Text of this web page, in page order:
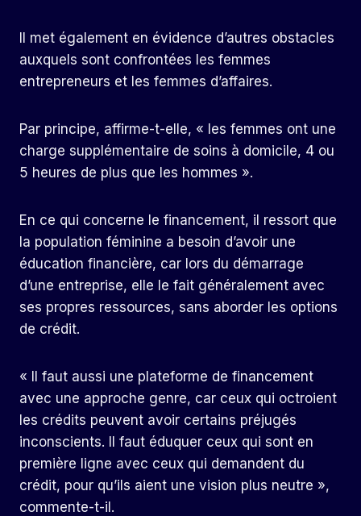
Il met également en évidence d’autres obstacles
auxquels sont confrontées les femmes
entrepreneurs et les femmes d’affaires.
Par principe, affirme-t-elle, « les femmes ont une
charge supplémentaire de soins à domicile, 4 ou
5 heures de plus que les hommes ».
En ce qui concerne le financement, il ressort que
la population féminine a besoin d’avoir une
éducation financière, car lors du démarrage
d’une entreprise, elle le fait généralement avec
ses propres ressources, sans aborder les options
de crédit.
« Il faut aussi une plateforme de financement
avec une approche genre, car ceux qui octroient
les crédits peuvent avoir certains préjugés
inconscients. Il faut éduquer ceux qui sont en
première ligne avec ceux qui demandent du
crédit, pour qu’ils aient une vision plus neutre »,
commente-t-il.